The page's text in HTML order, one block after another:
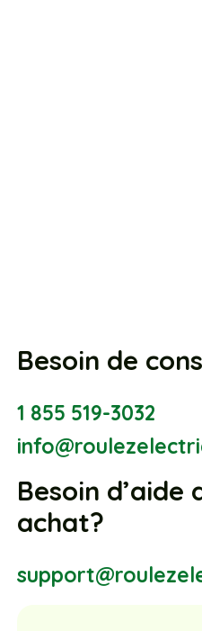
Besoin de
1 855 519-3032
Besoin d’aide
achat?